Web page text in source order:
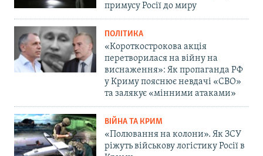
примусу Росії до миру
ПОЛІТИКА
«Короткострокова акція
перетворилася на війну на
виснаження»: Як пропаганда РФ
у Криму пояснює невдачі «СВО»
та залякує «мінними атаками»
ВІЙНА ТА КРИМ
«Полювання на колони». Як ЗСУ
ріжуть військову логістику Росії в